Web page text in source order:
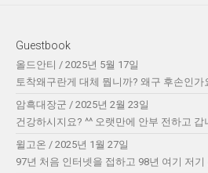
Guestbook
올드안티 / 2025년 5월 17일
토착왜구란게 대체 뭡니까? 왜구 후손인가
암흑대장군 / 2025년 2월 23일
건강하시지요? ^^ 오랫만에 안부 전하고 갑
윌고온 / 2025년 1월 27일
97년 처음 인터넷을 접하고 98년 여기 저기